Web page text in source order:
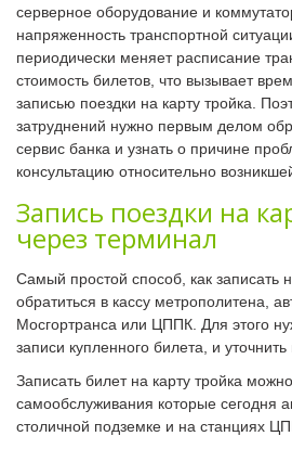
серверное оборудование и
напряженность транспортной
периодически меняет расписание
стоимость билетов, что вызывает
записью поездки на карту тройка.
затруднений нужно первым делом
сервис банка и узнать о причине
консультацию относительно
Запись поездки на
через терминал
Самый простой способ, как записать
обратиться в кассу метрополитена,
Мосгортранса или ЦППК. Для этого
записи купленного билета, и
Записать билет на карту тройка
самообслуживания которые сегодня
столичной подземке и на станциях